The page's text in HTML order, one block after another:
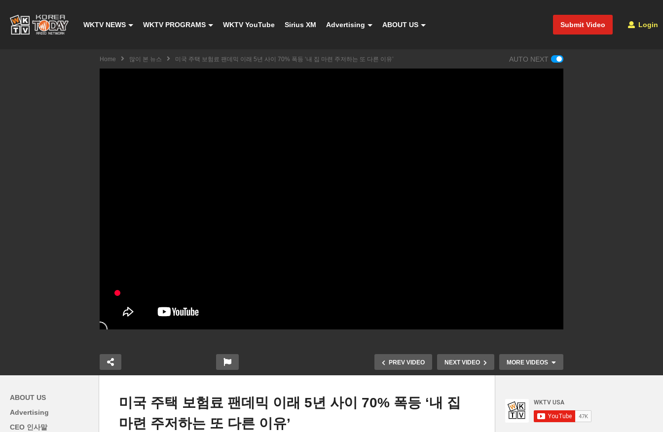
Submit Video Login
WKTV NEWS WKTV PROGRAMS WKTV YouTube Sirius XM Advertising ABOUT US
Home 많이 본 뉴스 미국 주택 보험료 팬데믹 이래 5년 사이 70% 폭등 ‘내 집 마련 주저하는 또 다른 이유’ AUTO NEXT
PREV VIDEO NEXT VIDEO MORE VIDEOS
월 말 경주
트럼프 ‘H1B 비자에 연 10만,
ICE 이민 단속 요원 15만 명 신
ABOUT US
Advertising
CEO 인사말
미국 주택 보험료 팬데믹 이래 5년 사이 70% 폭등 ‘내 집
마련 주저하는 또 다른 이유’